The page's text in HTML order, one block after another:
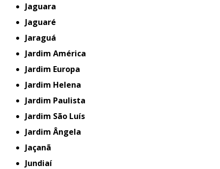
Jaguara
Jaguaré
Jaraguá
Jardim América
Jardim Europa
Jardim Helena
Jardim Paulista
Jardim São Luís
Jardim Ângela
Jaçanã
Jundiaí